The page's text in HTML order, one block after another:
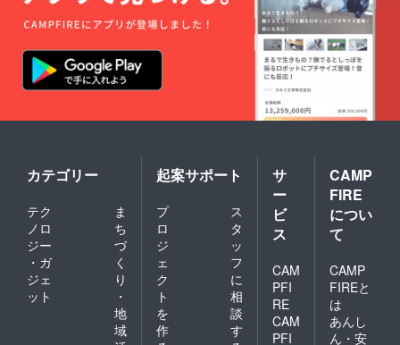
カテゴリー
テク
ノロ
ジー
・ガ
ジェ
ット
ま
ち
づ
く
り
・
地
域
起案サポート
プ
ロ
ジ
ェ
ク
ト
を
作
ス
タ
ッ
フ
に
相
談
す
サ
ー
ビ
ス
CAM
PFI
RE
CAM
PFI
CAMP
FIRE
につい
て
CAMP
FIREと
は
あんし
ん・安